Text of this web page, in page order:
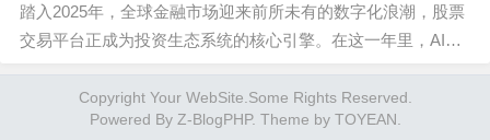
进入2025年下半年，宏观层面的积极因素有望逐步
票行情向上的核心动力。经过持续的供给侧出清和
踏入2025年，全球金融市场迎来前所未有的数字化浪潮，股票
交易平台正成为投资生态系统的核心引擎。在这一年里，AI技
台如雨后春笋般涌现。据最新统计...
Copyright Your WebSite.Some Rights Reserved.
Powered By Z-BlogPHP. Theme by TOYEAN